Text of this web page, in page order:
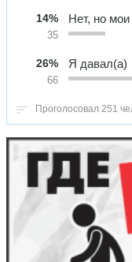
14%
35
Нет, но
26%
66
Я давал(а)
Проголосовал 251